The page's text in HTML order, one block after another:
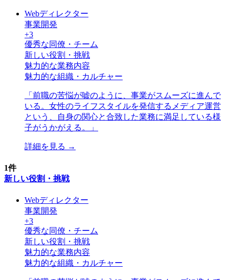
Webディレクター
事業開発
+3
優秀な同僚・チーム
新しい役割・挑戦
魅力的な業務内容
魅力的な組織・カルチャー
「 前職の苦悩が嘘のように、事業がスムーズに進んで
いる。女性のライフスタイルを発信するメディア運営
という、自身の関心と合致した業務に満足している様
子がうかがえる。
」
詳細を見る →
1件
新しい役割・挑戦
Webディレクター
事業開発
+3
優秀な同僚・チーム
新しい役割・挑戦
魅力的な業務内容
魅力的な組織・カルチャー